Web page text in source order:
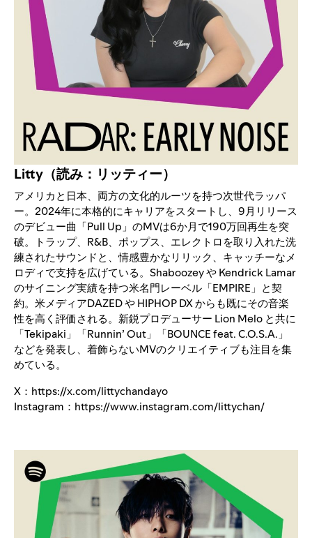
Litty（読み：リッティー）
アメリカと日本、両方の文化的ルーツを持つ次世代ラッパ
ー。2024年に本格的にキャリアをスタートし、9月リリース
のデビュー曲「Pull Up」のMVは6か月で190万回再生を突
破。トラップ、R&B、ポップス、エレクトロを取り入れた洗
練されたサウンドと、情感豊かなリリック、キャッチーなメ
ロディで支持を広げている。Shaboozey や Kendrick Lamar
のサイニング実績を持つ米名門レーベル「EMPIRE」と契
約。米メディアDAZED や HIPHOP DX からも既にその音楽
性を高く評価される。新鋭プロデューサー Lion Melo と共に
「Tekipaki」「Runnin’ Out」「BOUNCE feat. C.O.S.A.」
などを発表し、着飾らないMVのクリエイティブも注目を集
めている。
X： https://x.com/littychandayo
Instagram： https://www.instagram.com/littychan/